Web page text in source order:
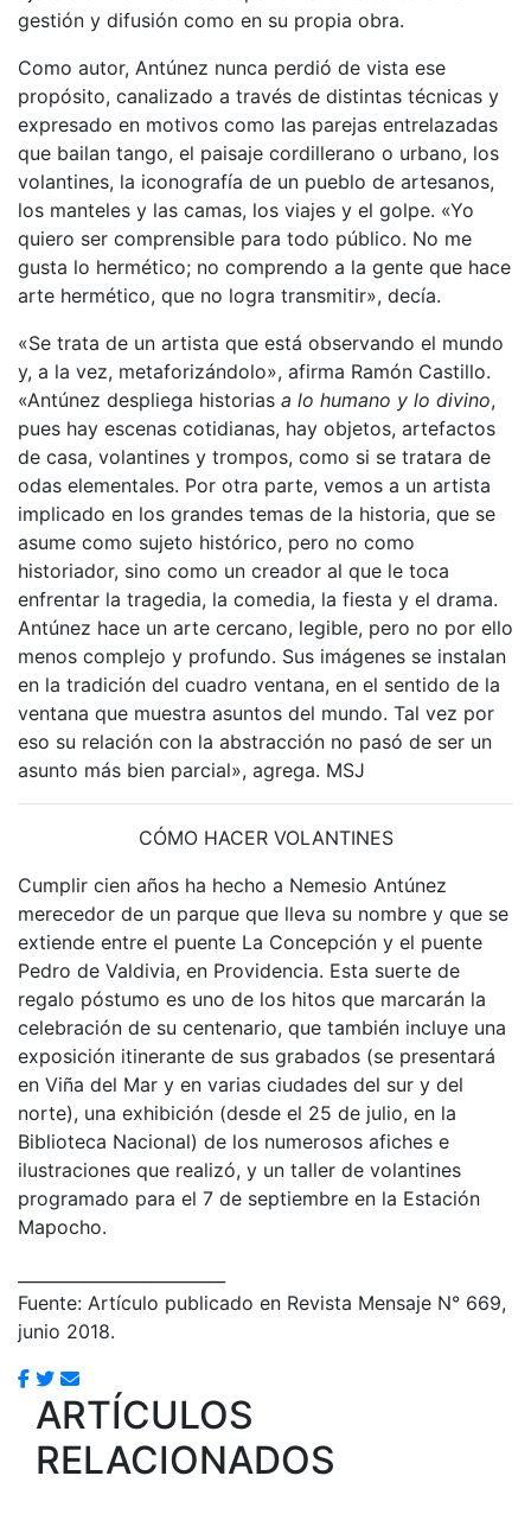
gestión y difusión como en su propia obra.
Como autor, Antúnez nunca perdió de vista ese
propósito, canalizado a través de distintas técnicas y
expresado en motivos como las parejas entrelazadas
que bailan tango, el paisaje cordillerano o urbano, los
volantines, la iconografía de un pueblo de artesanos,
los manteles y las camas, los viajes y el golpe. «Yo
quiero ser comprensible para todo público. No me
gusta lo hermético; no comprendo a la gente que hace
arte hermético, que no logra transmitir», decía.
«Se trata de un artista que está observando el mundo
y, a la vez, metaforizándolo», afirma Ramón Castillo.
«Antúnez despliega historias a lo humano y lo divino,
pues hay escenas cotidianas, hay objetos, artefactos
de casa, volantines y trompos, como si se tratara de
odas elementales. Por otra parte, vemos a un artista
implicado en los grandes temas de la historia, que se
asume como sujeto histórico, pero no como
historiador, sino como un creador al que le toca
enfrentar la tragedia, la comedia, la fiesta y el drama.
Antúnez hace un arte cercano, legible, pero no por ello
menos complejo y profundo. Sus imágenes se instalan
en la tradición del cuadro ventana, en el sentido de la
ventana que muestra asuntos del mundo. Tal vez por
eso su relación con la abstracción no pasó de ser un
asunto más bien parcial», agrega. MSJ
CÓMO HACER VOLANTINES
Cumplir cien años ha hecho a Nemesio Antúnez
merecedor de un parque que lleva su nombre y que se
extiende entre el puente La Concepción y el puente
Pedro de Valdivia, en Providencia. Esta suerte de
regalo póstumo es uno de los hitos que marcarán la
celebración de su centenario, que también incluye una
exposición itinerante de sus grabados (se presentará
en Viña del Mar y en varias ciudades del sur y del
norte), una exhibición (desde el 25 de julio, en la
Biblioteca Nacional) de los numerosos afiches e
ilustraciones que realizó, y un taller de volantines
programado para el 7 de septiembre en la Estación
Mapocho.
Fuente: Artículo publicado en Revista Mensaje N° 669,
junio 2018.
ARTÍCULOS
RELACIONADOS